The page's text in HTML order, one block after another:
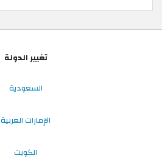
تغيير الدولة
السعودية
الإمارات العربية
الكويت